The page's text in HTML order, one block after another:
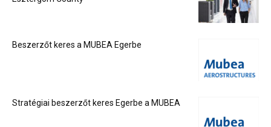
Beszerzőt keres a MUBEA Egerbe
Stratégiai beszerzőt keres Egerbe a MUBEA